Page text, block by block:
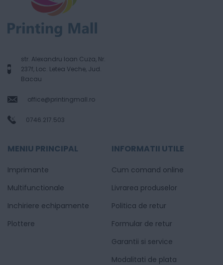
str. Alexandru Ioan Cuza, Nr.
237f, Loc. Letea Veche, Jud.
Bacau
office@printingmall.ro
0746.217.503
MENIU PRINCIPAL
Imprimante
Multifunctionale
Inchiriere echipamente
Plottere
INFORMATII UTILE
Cum comand online
Livrarea produselor
Politica de retur
Formular de retur
Garantii si service
Modalitati de plata